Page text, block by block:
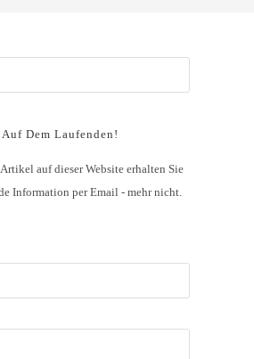
Escape
Dem Laufenden!
auf dieser Website erhalten Sie
Information per Email - mehr nicht.